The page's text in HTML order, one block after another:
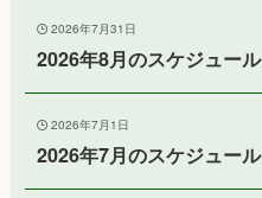
2026年7月31日
2026年8月のスケジュール
2026年7月1日
2026年7月のスケジュール